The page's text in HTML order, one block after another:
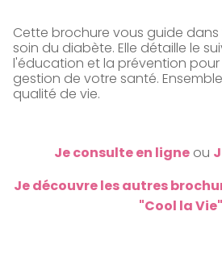
Cette brochure vous guide
soin du diabète. Elle détaille le
l'éducation et la prévention pour
gestion de votre santé.
qualité de vie.
Je consulte en ligneou
Je découvre les autres
"Cool la Vie"